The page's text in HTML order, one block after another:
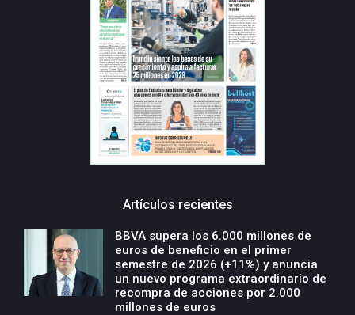
Artículos recientes
BBVA supera los 6.000 millones de
euros de beneficio en el primer
semestre de 2026 (+11%) y anuncia
un nuevo programa extraordinario de
recompra de acciones por 2.000
millones de euros